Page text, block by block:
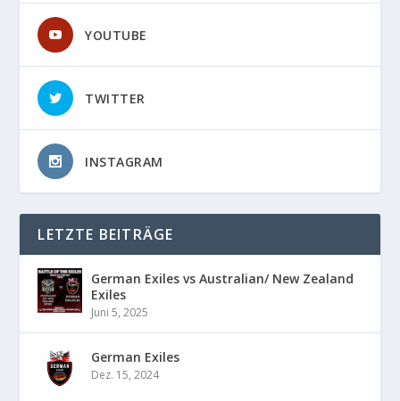
YOUTUBE
TWITTER
INSTAGRAM
LETZTE BEITRÄGE
German Exiles vs Australian/ New Zealand
Exiles
Juni 5, 2025
German Exiles
Dez. 15, 2024